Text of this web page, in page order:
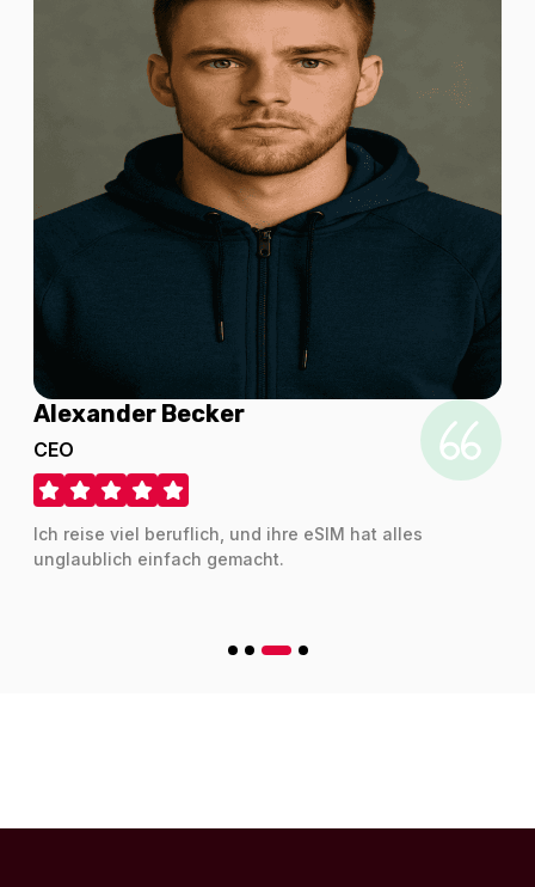
1 GB - 7 days
Für 7 Tage
200 MB - 3 days
Für 3 Tage
8.60 EUR
Jamaica 1GB 7Days
Alexander Becker
CEO
Ich reise viel beruflich, und ihre eSIM hat alles
unglaublich einfach gemacht.